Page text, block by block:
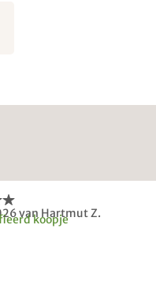
van Hartmut Z.
koopje